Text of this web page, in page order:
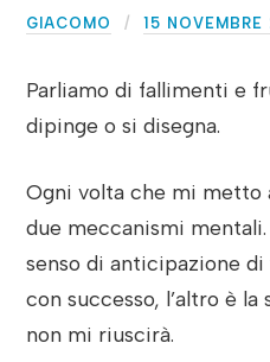
GIACOMO 15 NOVEMBRE
Parliamo di fallimenti e
dipinge o si disegna.
Ogni volta che mi metto
due meccanismi
senso di anticipazione
con successo, l’altro è
non mi riuscirà.